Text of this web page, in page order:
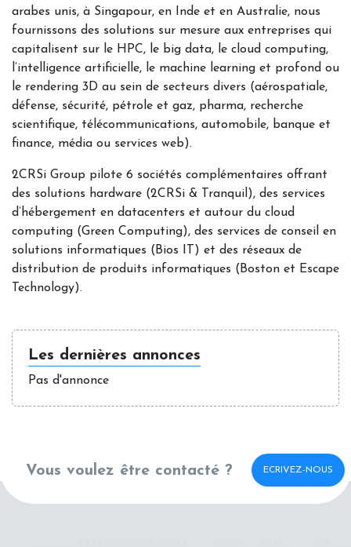
arabes unis, à Singapour, en Inde et en Australie, nous
fournissons des solutions sur mesure aux entreprises qui
capitalisent sur le HPC, le big data, le cloud computing,
l’intelligence artificielle, le machine learning et profond ou
le rendering 3D au sein de secteurs divers (aérospatiale,
défense, sécurité, pétrole et gaz, pharma, recherche
scientifique, télécommunications, automobile, banque et
finance, média ou services web).
2CRSi Group pilote 6 sociétés complémentaires offrant
des solutions hardware (2CRSi & Tranquil), des services
d’hébergement en datacenters et autour du cloud
computing (Green Computing), des services de conseil en
solutions informatiques (Bios IT) et des réseaux de
distribution de produits informatiques (Boston et Escape
Technology).
Les dernières annonces
Pas d'annonce
Vous voulez être contacté ? ECRIVEZ-NOUS